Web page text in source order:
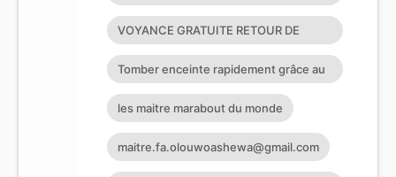
M
spirituellement
VOYANCE GRATUITE RETOUR DE
L’ÊTRE AIMÉ
Tomber enceinte rapidement grâce au
Grand Maître marabout
les maitre marabout du monde
maitre.fa.olouwoashewa@gmail.com